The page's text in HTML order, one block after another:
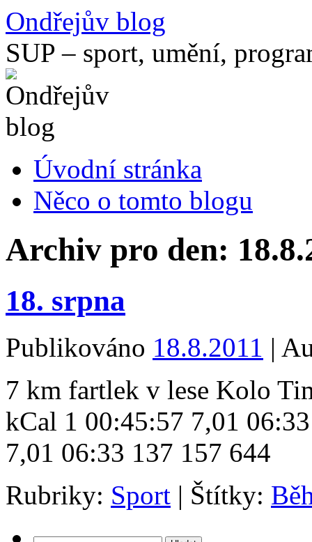
Přejít
k
obsahu
webu
Ondřejův blog
SUP – sport, umění,
Úvodní stránka
Něco o tomto blogu
Archiv pro den:
18. srpna
Publikováno 18.8.2011 |
7 km fartlek v lese Kolo
kCal 1 00:45:57 7,01
7,01 06:33 137 157 644
Rubriky: Sport | Štítky: